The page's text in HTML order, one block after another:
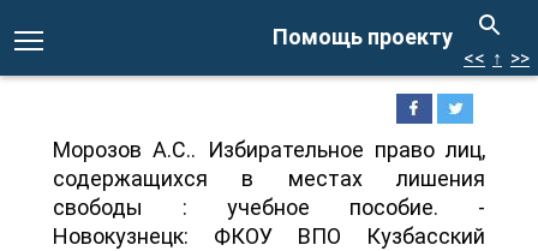
Помощь проекту
<< ↑ >>
Морозов А.С.. Избирательное право лиц,
содержащихся в местах лишения
свободы : учебное пособие. -
Новокузнецк: ФКОУ ВПО Кузбасский